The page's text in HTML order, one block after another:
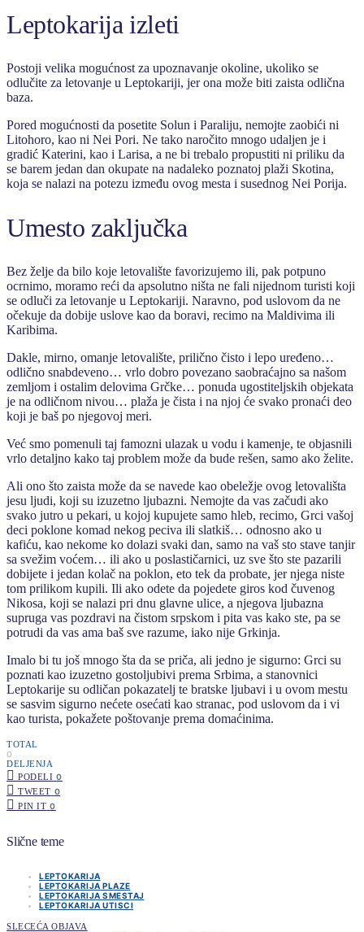
Leptokarija izleti
Postoji velika mogućnost za upoznavanje okoline, ukoliko se
odlučite za letovanje u Leptokariji, jer ona može biti zaista odlična
baza.
Pored mogućnosti da posetite Solun i Paraliju, nemojte zaobići ni
Litohoro, kao ni Nei Pori. Ne tako naročito mnogo udaljen je i
gradić Katerini, kao i Larisa, a ne bi trebalo propustiti ni priliku da
se barem jedan dan okupate na nadaleko poznatoj plaži Skotina,
koja se nalazi na potezu između ovog mesta i susednog Nei Porija.
Umesto zaključka
Bez želje da bilo koje letovalište favorizujemo ili, pak potpuno
ocrnimo, moramo reći da apsolutno ništa ne fali nijednom turisti koji
se odluči za letovanje u Leptokariji. Naravno, pod uslovom da ne
očekuje da dobije uslove kao da boravi, recimo na Maldivima ili
Karibima.
Dakle, mirno, omanje letovalište, prilično čisto i lepo uređeno…
odlično snabdeveno… vrlo dobro povezano saobraćajno sa našom
zemljom i ostalim delovima Grčke… ponuda ugostiteljskih objekata
je na odličnom nivou… plaža je čista i na njoj će svako pronaći deo
koji je baš po njegovoj meri.
Već smo pomenuli taj famozni ulazak u vodu i kamenje, te objasnili
vrlo detaljno kako taj problem može da bude rešen, samo ako želite.
Ali ono što zaista može da se navede kao obeležje ovog letovališta
jesu ljudi, koji su izuzetno ljubazni. Nemojte da vas začudi ako
svako jutro u pekari, u kojoj kupujete samo hleb, recimo, Grci vašoj
deci poklone komad nekog peciva ili slatkiš… odnosno ako u
kafiću, kao nekome ko dolazi svaki dan, samo na vaš sto stave tanjir
sa svežim voćem… ili ako u poslastičarnici, uz sve što ste pazarili
dobijete i jedan kolač na poklon, eto tek da probate, jer njega niste
tom prilikom kupili. Ili ako odete da pojedete giros kod čuvenog
Nikosa, koji se nalazi pri dnu glavne ulice, a njegova ljubazna
supruga vas pozdravi na čistom srpskom i pita vas kako ste, pa se
potrudi da vas ama baš sve razume, iako nije Grkinja.
Imalo bi tu još mnogo šta da se priča, ali jedno je sigurno: Grci su
poznati kao izuzetno gostoljubivi prema Srbima, a stanovnici
Leptokarije su odličan pokazatelj te bratske ljubavi i u ovom mestu
se sasvim sigurno nećete osećati kao stranac, pod uslovom da i vi
kao turista, pokažete poštovanje prema domaćinima.
TOTAL
0
DELJENJA
PODELI 0
TWEET 0
PIN IT 0
Slične teme
LEPTOKARIJA
LEPTOKARIJA PLAZE
LEPTOKARIJA SMESTAJ
LEPTOKARIJA UTISCI
SLECEĆA OBJAVA